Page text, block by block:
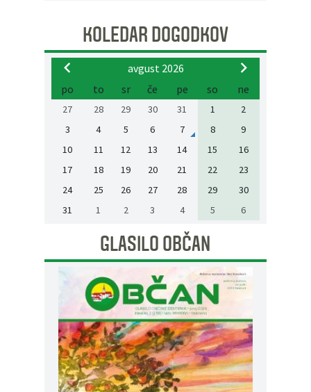
KOLEDAR DOGODKOV
avgust 2026
po
to sr če pe so ne
27 28 29 30 31 1
2
3
4 5 6 7 8
9
10
11 12 13 14 15
16
17
18 19 20 21 22
23
24
25 26 27 28 29
30
31
1 2 3 4 5 6
GLASILO OBČAN